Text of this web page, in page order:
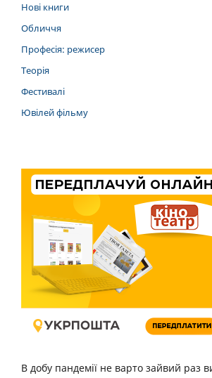
Нові книги
Обличчя
Професія: режисер
Теорія
Фестивалі
Ювілей фільму
В добу пандемії не варто зайвий раз